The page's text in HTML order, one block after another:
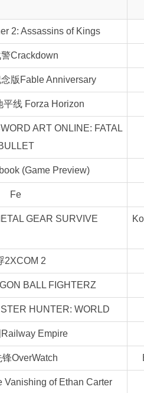
2: Assassins of Kings
Crackdown
版Fable Anniversary
平线 Forza Horizon
ART ONLINE: FATAL
(Game Preview)
Fe
GEAR SURVIVE
2XCOM 2
BALL FIGHTERZ
HUNTER: WORLD
Empire
OverWatch
Vanishing of Ethan Carter